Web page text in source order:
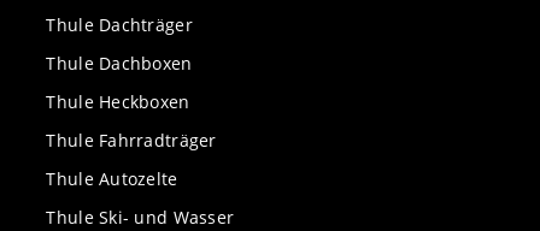
Thule Dachträger
Thule Dachboxen
Thule Heckboxen
Thule Fahrradträger
Thule Autozelte
Thule Ski- und Wasser